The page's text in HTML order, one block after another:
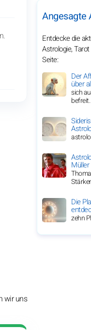
wir uns
Angesagte
Entdecke die
Astrologie,
Seite:
Der
über
sich
befreit.
Müller
Die
zehn